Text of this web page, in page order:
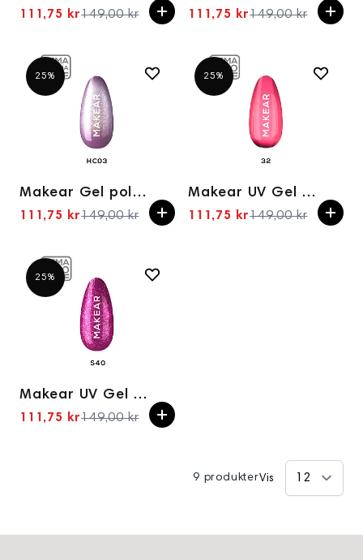
Spesialpris
111,75 kr149,00 kr
Spesialpris
111,75 kr149,00 kr
25%
Makear Gel polish HC03 UV 8 ml
Spesialpris
111,75 kr149,00 kr
25%
Makear UV Gel Polish 32 Raspberry Rendezvous 8ml
Spesialpris
111,75 kr149,00 kr
25%
Makear UV Gel Polish s40 Touch me 8ml
Spesialpris
111,75 kr149,00 kr
9 produkterVis